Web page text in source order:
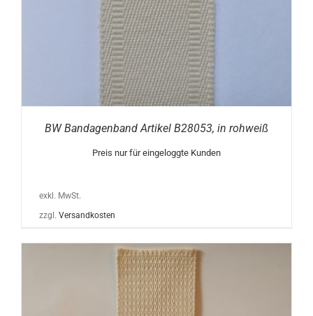
BW Bandagenband Artikel B28053, in rohweiß
Preis nur für eingeloggte Kunden
exkl. MwSt.
zzgl. Versandkosten